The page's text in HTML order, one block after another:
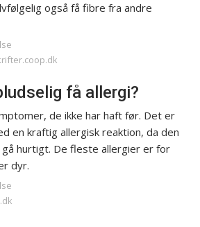
også få fibre fra andre
få allergi?
de ikke har haft før. Det er
en kraftig allergisk reaktion, da den
hurtigt. De fleste allergier er for
dyr.